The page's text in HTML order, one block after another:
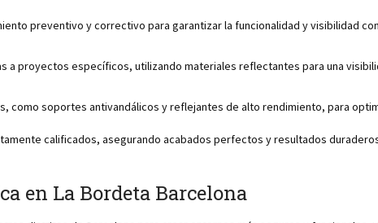
preventivo y correctivo para garantizar la funcionalidad y visibilidad
a proyectos específicos, utilizando materiales reflectantes para una
como soportes antivandálicos y reflejantes de alto rendimiento, para
calificados, asegurando acabados perfectos y resultados
en La Bordeta Barcelona